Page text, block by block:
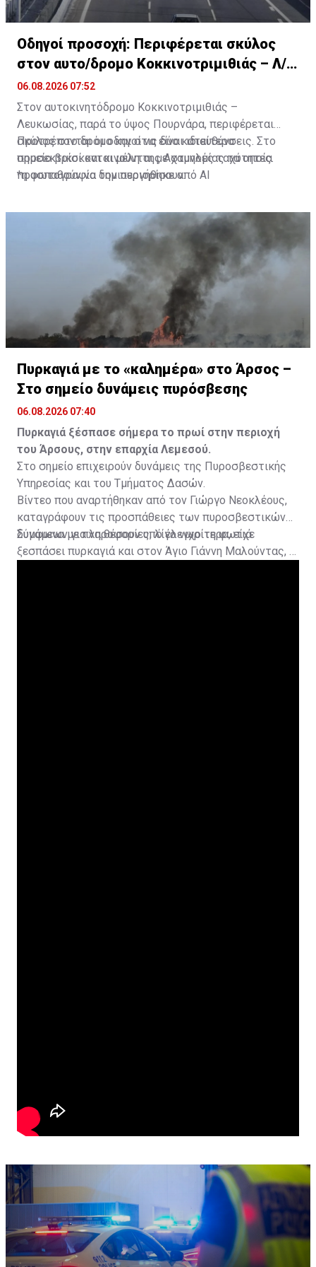
Οδηγοί προσοχή: Περιφέρεται σκύλος
στον αυτο/δρομο Κοκκινοτριμιθιάς – Λ/
σίας
06.08.2026 07:52
Στον αυτοκινητόδρομο Κοκκινοτριμιθιάς –
Λευκωσίας, παρά το ύψος Πουρνάρα, περιφέρεται
σκύλος στο δρόμο και στις δύο κατευθύνσεις. Στο
σημείο βρίσκονται μέλη της Αστυνομίας τα οποία
προσπαθούν να τον περιορίσουν.
Προτρέπονται οι οδηγοί να είναι ιδιαίτερα
προσεκτικοί και κινούνται με χαμηλές ταχύτητες.
*η φωτογραφία δημιουργήθηκε από ΑΙ
Πυρκαγιά με το «καλημέρα» στο Άρσος –
Στο σημείο δυνάμεις πυρόσβεσης
06.08.2026 07:40
Πυρκαγιά ξέσπασε σήμερα το πρωί στην περιοχή
του Άρσους, στην επαρχία Λεμεσού.
Στο σημείο επιχειρούν δυνάμεις της Πυροσβεστικής
Υπηρεσίας και του Τμήματος Δασών.
Βίντεο που αναρτήθηκαν από τον Γιώργο Νεοκλέους,
καταγράφουν τις προσπάθειες των πυροσβεστικών
δυνάμεων για να θέσουν υπό έλεγχο τη φωτιά.
Σύμφωνα με πληροφορίες, λίγο νωρίτερα, είχε
ξεσπάσει πυρκαγιά και στον Άγιο Γιάννη Μαλούντας, η